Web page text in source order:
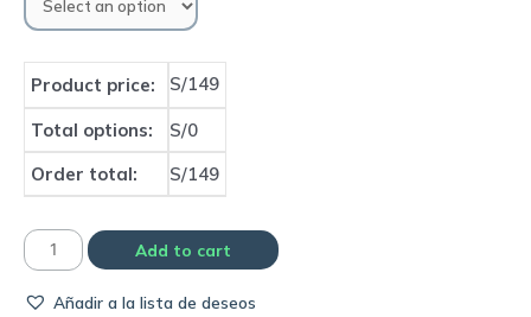
Product price: S/149
Total options:
S/0
Order total:
S/149
Camiseta
de
Add to cart
Añadir a la lista de deseos